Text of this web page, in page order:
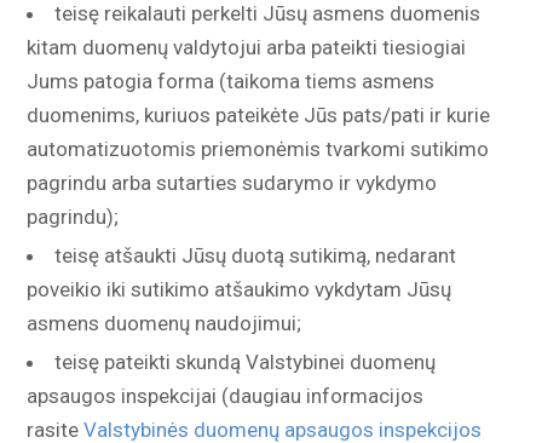
teisę reikalauti perkelti Jūsų asmens duomenis
kitam duomenų valdytojui arba pateikti tiesiogiai
Jums patogia forma (taikoma tiems asmens
duomenims, kuriuos pateikėte Jūs pats/pati ir kurie
automatizuotomis priemonėmis tvarkomi sutikimo
pagrindu arba sutarties sudarymo ir vykdymo
pagrindu);
teisę atšaukti Jūsų duotą sutikimą, nedarant
poveikio iki sutikimo atšaukimo vykdytam Jūsų
asmens duomenų naudojimui;
teisę pateikti skundą Valstybinei duomenų
apsaugos inspekcijai (daugiau informacijos
rasiteValstybinės duomenų apsaugos inspekcijos